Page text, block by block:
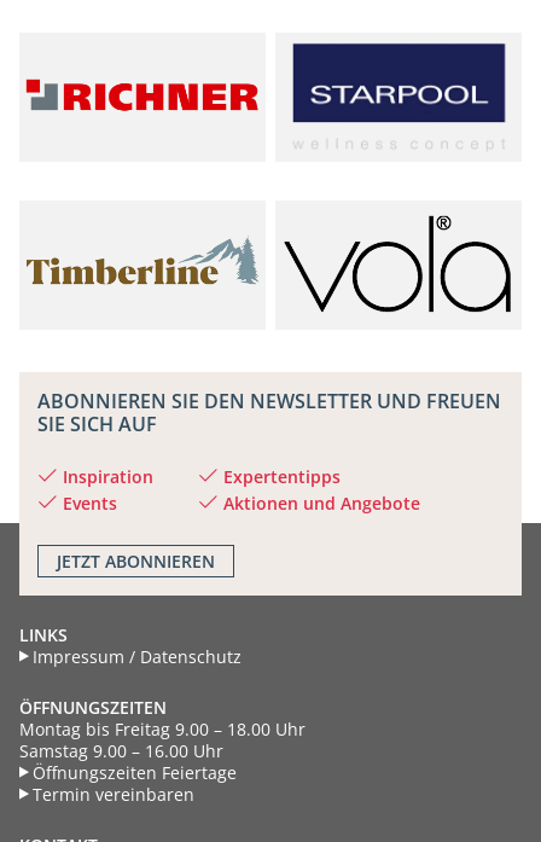
ABONNIEREN SIE DEN NEWSLETTER UND FREUEN
SIE SICH AUF
Inspiration
Events
Expertentipps
Aktionen und Angebote
JETZT ABONNIEREN
LINKS
Impressum / Datenschutz
ÖFFNUNGSZEITEN
Montag bis Freitag 9.00 – 18.00 Uhr
Samstag 9.00 – 16.00 Uhr
Öffnungszeiten Feiertage
Termin vereinbaren